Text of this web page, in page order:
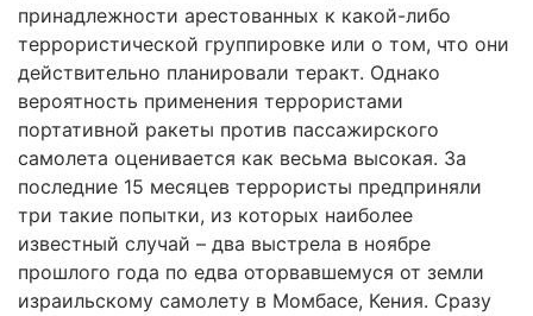
принадлежности арестованных к какой-либо
террористической группировке или о том, что они
действительно планировали теракт. Однако
вероятность применения террористами
портативной ракеты против пассажирского
самолета оценивается как весьма высокая. За
последние 15 месяцев террористы предприняли
три такие попытки, из которых наиболее
известный случай – два выстрела в ноябре
прошлого года по едва оторвавшемуся от земли
израильскому самолету в Момбасе, Кения. Сразу